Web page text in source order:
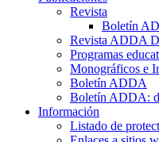
Revista
Boletín
Revista ADDA
Programas
Monográficos e
Boletín ADDA
Boletín ADDA:
Información
Listado de